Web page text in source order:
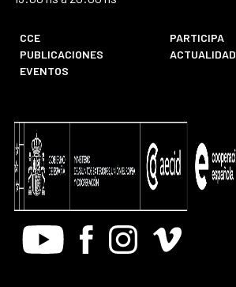
CCE
PARTICIPA
PUBLICACIONES
ACTUALIDAD
EVENTOS
Youtube FacebookInstagram
Vimeo